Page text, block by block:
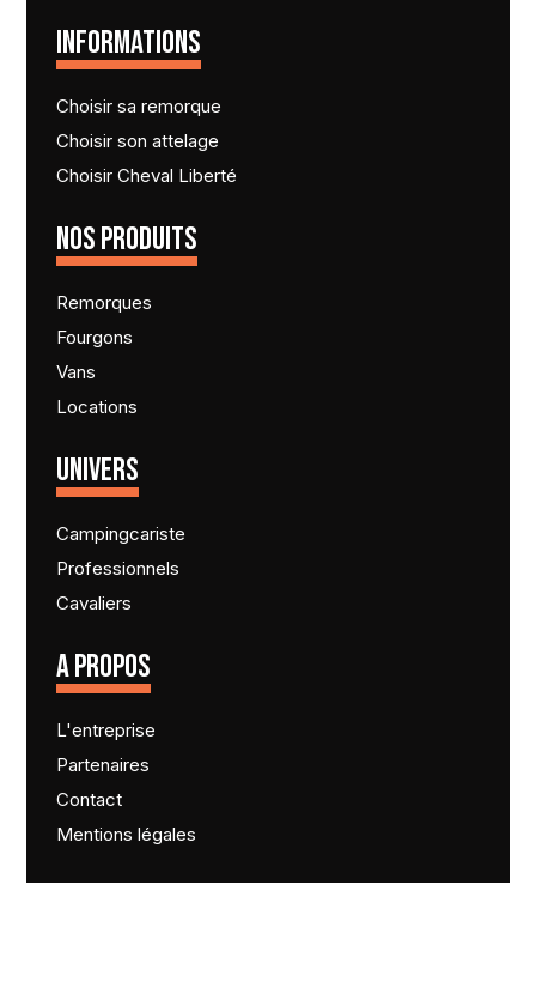
INFORMATIONS
Choisir sa remorque
Choisir son attelage
Choisir Cheval Liberté
NOS PRODUITS
Remorques
Fourgons
Vans
Locations
UNIVERS
Campingcariste
Professionnels
Cavaliers
A PROPOS
L'entreprise
Partenaires
Contact
Mentions légales